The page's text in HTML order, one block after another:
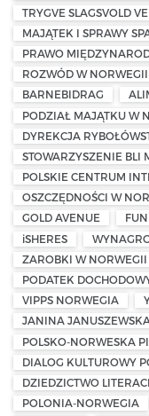
TRYGVE SLAGSVOLD
MAJĄTEK I SPRAWY
PRAWO
ROZWÓD W NORWEGII
BARNEBIDRAG
PODZIAŁ MAJĄTKU W
DYREKCJA
STOWARZYSZENIE BLI
POLSKIE CENTRUM
OSZCZĘDNOŚCI W
GOLD AVENUE
iSHERES
ZAROBKI W NORWEGII
PODATEK
VIPPS NORWEGIA
JANINA
POLSKO-NORWESKA
DIALOG KULTUROWY
DZIEDZICTWO
POLONIA-NORWEGIA